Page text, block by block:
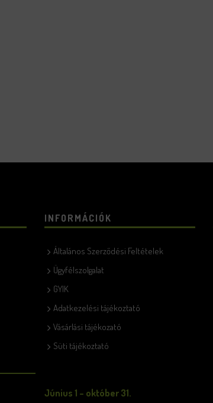
INFORMÁCIÓK
Általános Szerződési Feltételek
Ügyfélszolgalat
GYIK
Adatkezelési tájékoztató
Vásárlási tájékozató
Süti tájékoztató
Június 1 – október 31.